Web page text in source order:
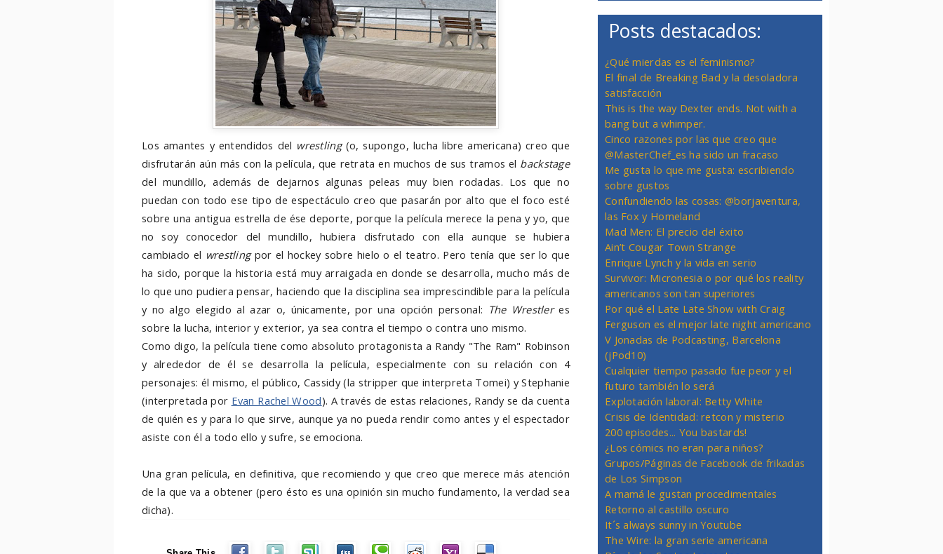
Los amantes y entendidos del wrestling(o, supongo, lucha libre americana) creo que
disfrutarán aún más con la película, que retrata en muchos de sus tramos el backstage
del mundillo, además de dejarnos algunas peleas muy bien rodadas. Los que no
puedan con todo ese tipo de espectáculo creo que pasarán por alto que el foco esté
sobre una antigua estrella de ése deporte, porque la película merece la pena y yo, que
no soy conocedor del mundillo, hubiera disfrutado con ella aunque se hubiera
cambiado el wrestlingpor el hockey sobre hielo o el teatro. Pero tenía que ser lo que
ha sido, porque la historia está muy arraigada en donde se desarrolla, mucho más de
lo que uno pudiera pensar, haciendo que la disciplina sea imprescindible para la película
y no algo elegido al azar o, únicamente, por una opción personal: The Wrestleres
sobre la lucha, interior y exterior, ya sea contra el tiempo o contra uno mismo.
Como digo, la película tiene como absoluto protagonista a Randy "The Ram" Robinson
y alrededor de él se desarrolla la película, especialmente con su relación con 4
personajes: él mismo, el público, Cassidy (la stripper que interpreta Tomei) y Stephanie
(interpretada por Evan Rachel Wood). A través de estas relaciones, Randy se da cuenta
de quién es y para lo que sirve, aunque ya no pueda rendir como antes y el espectador
asiste con él a todo ello y sufre, se emociona.
Una gran película, en definitiva, que recomiendo y que creo que merece más atención
de la que va a obtener (pero ésto es una opinión sin mucho fundamento, la verdad sea
dicha).
Posts destacados:
¿Qué mierdas es el feminismo?
El final de Breaking Bad y la desoladora
satisfacción
This is the way Dexter ends. Not with a
bang but a whimper.
Cinco razones por las que creo que
@MasterChef_es ha sido un fracaso
Me gusta lo que me gusta: escribiendo
sobre gustos
Confundiendo las cosas: @borjaventura,
las Fox y Homeland
Mad Men: El precio del éxito
Ain’t Cougar Town Strange
Enrique Lynch y la vida en serio
Survivor: Micronesia o por qué los reality
americanos son tan superiores
Por qué el Late Late Show with Craig
Ferguson es el mejor late night americano
V Jonadas de Podcasting, Barcelona
(jPod10)
Cualquier tiempo pasado fue peor y el
futuro también lo será
Explotación laboral: Betty White
Crisis de Identidad: retcon y misterio
200 episodes... You bastards!
¿Los cómics no eran para niños?
Grupos/Páginas de Facebook de frikadas
de Los Simpson
A mamá le gustan procedimentales
Retorno al castillo oscuro
It´s always sunny in Youtube
The Wire: la gran serie americana